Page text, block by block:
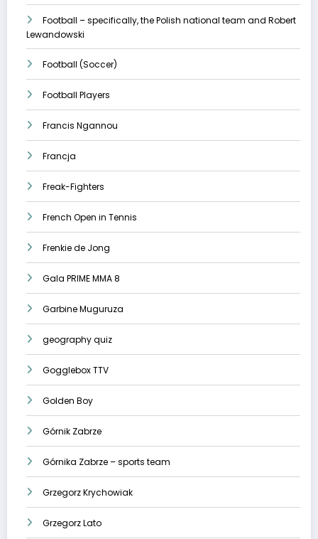
Football – specifically, the Polish national team and Robert
Lewandowski
Football (Soccer)
Football Players
Francis Ngannou
Francja
Freak-Fighters
French Open in Tennis
Frenkie de Jong
Gala PRIME MMA 8
Garbine Muguruza
geography quiz
Gogglebox TTV
Golden Boy
Górnik Zabrze
Górnika Zabrze – sports team
Grzegorz Krychowiak
Grzegorz Lato